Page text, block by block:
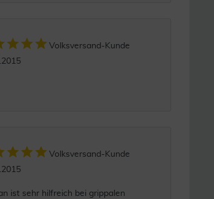
Volksversand-Kunde
Volksversand-Kunde
ist sehr hilfreich bei grippalen